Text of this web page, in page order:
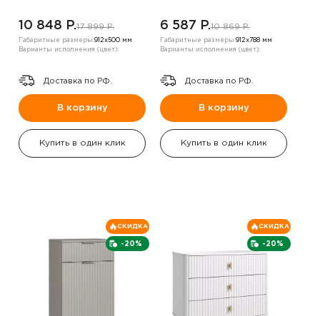
10 848 P.17 899 P.
Габаритные размеры:912х500 мм
Варианты исполнения (цвет):
Доставка по РФ.
В корзину
Купить в один клик
6 587 P.10 869 P.
Габаритные размеры:912х788 мм
Варианты исполнения (цвет):
Доставка по РФ.
В корзину
Купить в один клик
-20%
СКИДКА
-20%
СКИДКА